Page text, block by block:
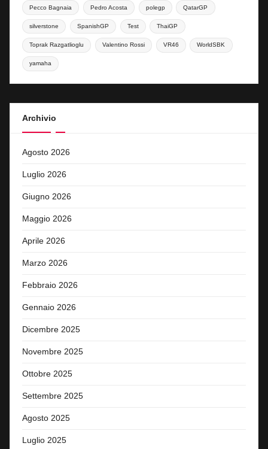
Pecco Bagnaia Pedro Acosta polegp QatarGP
silverstone SpanishGP Test ThaiGP
Toprak Razgatlioglu Valentino Rossi VR46 WorldSBK
yamaha
Archivio
Agosto 2026
Luglio 2026
Giugno 2026
Maggio 2026
Aprile 2026
Marzo 2026
Febbraio 2026
Gennaio 2026
Dicembre 2025
Novembre 2025
Ottobre 2025
Settembre 2025
Agosto 2025
Luglio 2025